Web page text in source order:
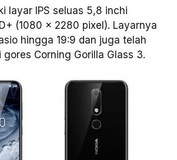
layar IPS seluas 5,8 inchi
(1080 x 2280 pixel). Layarnya
hingga 19:9 dan juga telah
Corning Gorilla Glass 3.